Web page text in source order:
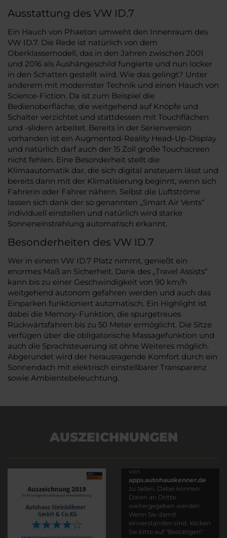
Ausstattung des VW ID.7
Ein Hauch von Phaeton umweht den Innenraum des
VW ID.7. Die Rede ist natürlich von dem
Oberklassemodell, das in den Jahren zwischen 2001
und 2016 als Aushängeschild fungierte und nun locker
in den Schatten gestellt wird. Wie das gelingt? Unter
anderem mit modernster Technik und einen Hauch von
Science-Fiction. Da ist zum Beispiel die
Bedienoberfläche, die weitgehend auf Knöpfe und
Schalter verzichtet und stattdessen mit Touchflächen
und -slidern arbeitet. Bereits in der Serienversion
vorhanden ist ein Augmented-Reality Head-Up-Display
und natürlich darf auch der 15 Zoll große Touchscreen
nicht fehlen. Eine Besonderheit stellt die
Klimaautomatik dar, die sich digital ansteuern lässt und
bereits dann mit der Klimatisierung beginnt, wenn sich
Fahrerin oder Fahrer nähern. Selbst die Luftströme
lassen sich dank der so genannten „Smart Air Vents“
individuell einstellen und natürlich wird starke
Sonneneinstrahlung automatisch erkannt.
Besonderheiten des VW ID.7
Wer in einem VW ID.7 Platz nimmt, genießt ein
enormes Maß an Sicherheit. Dank des „Travel Assists“
kann bis zu einer Geschwindigkeit von 90 km/h
weitgehend autonom gefahren werden und auch das
Einparken funktioniert automatisch. Ein Highlight ist
dabei die Memory-Funktion, die spurgetreues
Rückwärtsfahren bis zu 50 Meter ermöglicht. Die Sitze
verfügen über die obligatorische Massagefunktion und
auch die Sprachsteuerung ist ohne Weiteres möglich.
Abgerundet wird der herausragende Komfort durch ein
Sonnendach mit elektrisch einstellbarer Transparenz
sowie Ambientebeleuchtung.
AUSZEICHNUNGEN
von
apps.autohauskenner.de
zu laden. Dabei können
Daten an Dritte
weitergegeben werden.
Wenn Sie damit
einverstanden sind, klicken
Sie bitte auf "Bestätigen".